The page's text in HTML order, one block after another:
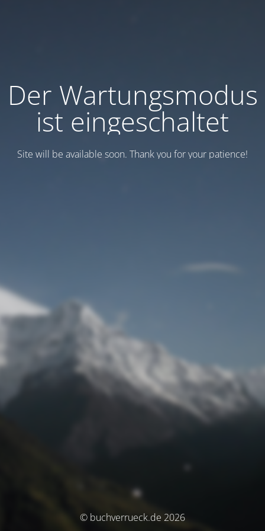
Der Wartungsmodus
ist eingeschaltet
Site will be available soon. Thank you for your patience!
© buchverrueck.de 2026